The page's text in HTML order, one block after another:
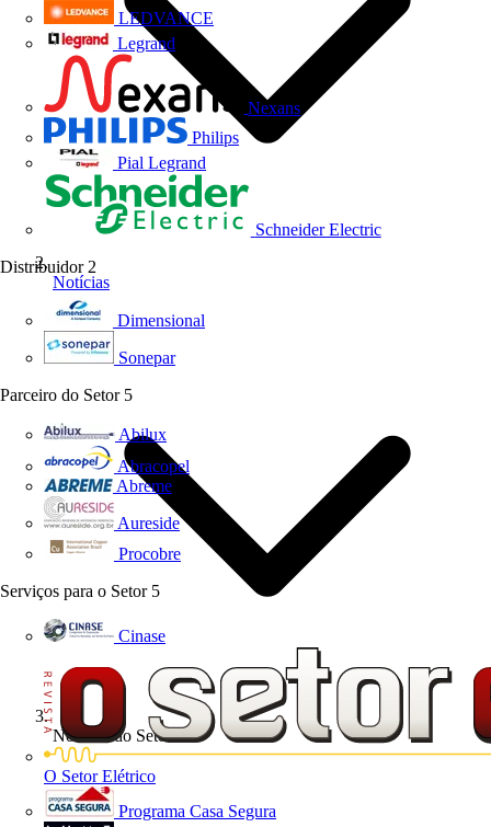
LEDVANCE
Legrand
Nexans
Philips
Pial Legrand
Schneider Electric
Distribuidor 2
Dimensional
Sonepar
Parceiro do Setor 5
Abilux
Abracopel
Abreme
Aureside
Procobre
Serviços para o Setor 5
Cinase
O Setor Elétrico
Programa Casa Segura
Notícias
Notícias do Setor